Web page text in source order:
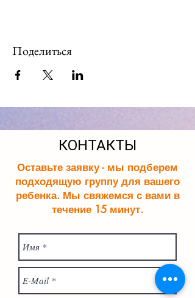
Поделиться
КОНТАКТЫ
Оставьте заявку - мы подберем
подходящую группу для вашего
ребенка. Мы свяжемся с вами в
течение 15 минут.